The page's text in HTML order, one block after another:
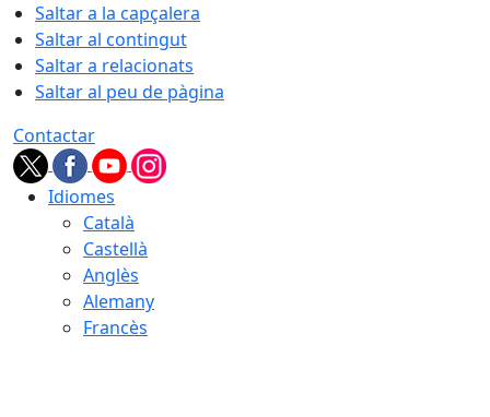
Saltar a la capçalera
Saltar al contingut
Saltar a relacionats
Saltar al peu de pàgina
Contactar
Idiomes
Català
Castellà
Anglès
Alemany
Francès